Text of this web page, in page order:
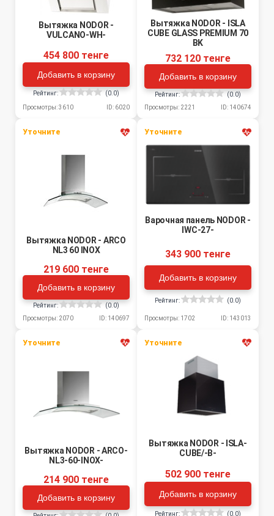
Вытяжка NODOR -
VULCANO-WH-
454 800 тенге
Добавить в корзину
Рейтинг: (0.0)
Просмотры: 3610 ID: 6020
Вытяжка NODOR - ISLA
CUBE GLASS PREMIUM 70
BK
732 120 тенге
Добавить в корзину
Рейтинг:
(0.0)
Просмотры: 2221
ID: 140674
Уточните
Вытяжка NODOR - ARCO
NL3 60 INOX
219 600 тенге
Добавить в корзину
Рейтинг:
(0.0)
Просмотры: 2070
ID: 140697
Уточните
Варочная панель NODOR -
IWC-27-
343 900 тенге
Добавить в корзину
Рейтинг: (0.0)
Просмотры: 1702 ID: 143013
Уточните
Вытяжка NODOR - ARCO-
NL3-60-INOX-
214 900 тенге
Добавить в корзину
Уточните
Вытяжка NODOR - ISLA-
CUBE/-B-
502 900 тенге
Добавить в корзину
Рейтинг: (0.0)